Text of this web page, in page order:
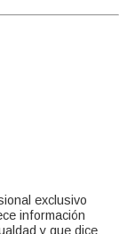
exclusivo
información
y que dice